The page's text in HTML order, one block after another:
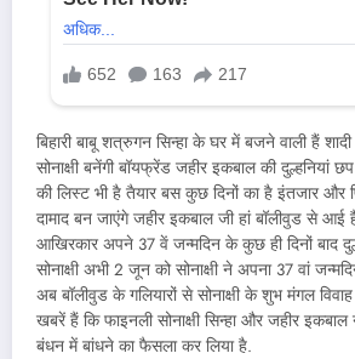
बिहारी बाबू शत्रुगन सिन्हा के घर में बजने वाली हैं
सोनाक्षी बनेंगी बॉयफ्रेंड जहीर इकबाल की दुल्हनियां
की लिस्ट भी है तैयार बस कुछ दिनों का है इंतजार और
दामाद बन जाएंगे जहीर इकबाल जी हां बॉलीवुड से
आखिरकार अपने 37 वें जन्मदिन के कुछ ही दिनों बाद
सोनाक्षी अभी 2 जून को सोनाक्षी ने अपना 37 वां
अब बॉलीवुड के गलियारों से सोनाक्षी के शुभ मंगल
खबरें हैं कि फाइनली सोनाक्षी सिन्हा और जहीर
बंधन में बांधने का फैसला कर लिया है.